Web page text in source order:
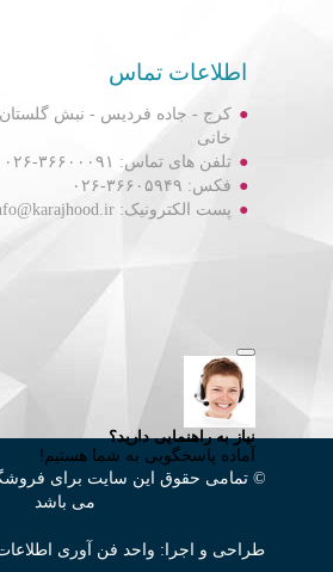
اطلاعات تماس
خانی
تلفن های تماس: ۳۶۶۰۰۰۹۱-۰۲۶ - ۳۶۶۰۲۷۴۰-۰۲۶
فکس: ۳۶۶۰۵۹۴۹-۰۲۶
پست الکترونیک: info@karajhood.ir
© تمامی حقوق این سایت برای
می باشد
طراحی و اجرا: واحد فن آوری